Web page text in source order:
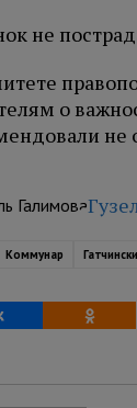
не
о
не
Коммунар